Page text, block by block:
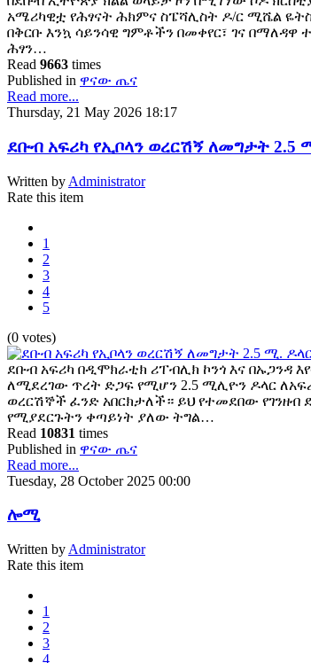
አሜሪካዊቷ የሕፃናት ሕክምና ስፔሻሊስት ዶ/ር ሚሼል
በቅርቡ እንኳ ሳይንሳዊ ግምቶችን በመቀየር፣ ገና በማለዳዋ
ሕፃን…
Read 9663 times
Published in ዋናው ጤና
Read more...
Thursday, 21 May 2026 18:17
ደቡብ አፍሪካ የኢቦላን ወረርሽኝ ለመግታት 2.5
Written by Administrator
Rate this item
1
2
3
4
5
(0 votes)
ደቡብ አፍሪካ በዲሞክራቲክ ሪፐብሊክ ኮንጎ እና በኡጋንዳ
ለሚደረገው ጥረት ድጋፍ የሚሆን 2.5 ሚሊዮን ዶላር
ወረርሽኞች ፈንድ አበርክታለች። ይህ የተመደበው
የሚያደርጉትን ቀጣይነት ያለው ትግል…
Read 10831 times
Published in ዋናው ጤና
Read more...
Tuesday, 28 October 2025 00:00
ሎሚ
Written by Administrator
Rate this item
1
2
3
4